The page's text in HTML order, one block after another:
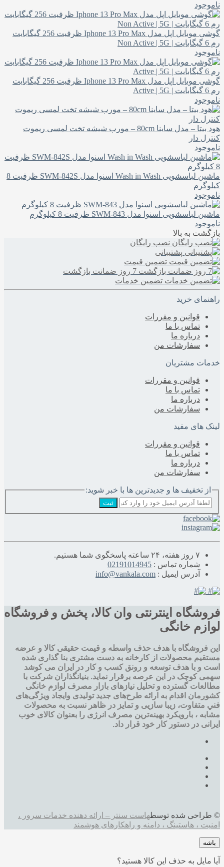
ناموجود
گوشی موبایل اپل مدل Iphone 13 Pro Max ظرفیت 256 گیگابایت
رم 6 گیگابایت | Non Active | 5G
ناموجود
گوشی موبایل اپل مدل Iphone 13 Pro Max ظرفیت 256 گیگابایت
رم 6 گیگابایت | Active | 5G
ناموجود
هود بیتا – مدل ساینا 80cm – مورب شیشه تخت لمسی ریموت
کنترل دار
ناموجود
ماشین لباسشویی Wash in Wash اسنوا مدل SWM-842S ظرفیت 8
کیلوگرم
ناموجود
ماشین لباسشویی اسنوا مدل SWM-843 ظرفیت 8 کیلوگرم
ناموجود
بازگشت به بالا
نصب رایگان
پشتیبانی
تضمین قیمت
تضمین خدمات
راهنمای خرید
قوانین و مقررات
تماس با ما
درباره‌ ما
سفارشات من
خدمات مشتریان
قوانین و مقررات
تماس با ما
درباره‌ ما
سفارشات من
لینک های مفید
قوانین و مقررات
تماس با ما
درباره‌ ما
سفارشات من
از تخفیف ها و جدیدترین ها با خبر شوید:
ثبت
۷ روز هفته، ۲۴ ساعته پاسخگوی شما هستیم.
شماره تماس : 02191014945
آدرس ایمیل : info@vankala.com
فروشگاه اینترنتی وان کالا، پخش و فروشگاه
لوازم خانگی
این فروشگاه با هدف حذف واسطه و قیمت حقیقی کالا و عرضه
مستقیم محصولات از کارخانه به دست مشتری بنا گذاری شده
است و با هدف توسعه و رونق کسب و کار در ایران می کوشد
سهمی کوچک در این عرصه برقرار نماید. بنیانگذاران شرکت با
مطالعات گسترده و تحليل نيازهای بازار مصرف لوازم خانگی
کشورمان اقدام به ارائه طرح‌های جديد تولیدی وایجاد ويژگی‌های
فني متفاوت، زيبا سازيی و تمايز در ظاهر نسبت به محصولات
مشابه ، بارویکرد بهینه‌ترین مصرف انرژی را بعنوان کالای خوب
ایرانی در دستور کار خود قرار داد.
© طراحی شده توسطهاست سنتر – ارائه دهنده خدمات سرور ،
امنیت ، هاستینگ ، دامنه و راهکارهای هوشمند
باشه
آیا مایل به حذف این کالا هستید؟